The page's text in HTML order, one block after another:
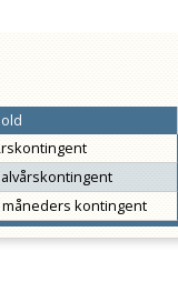
måneders kontingent